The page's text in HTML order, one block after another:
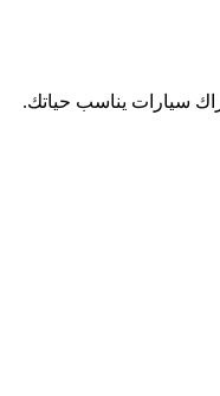
سيارات يناسب حياتك.